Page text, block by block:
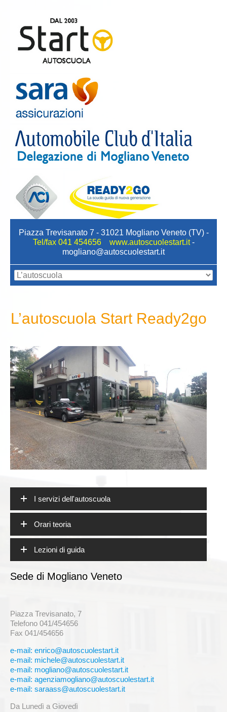
Piazza Trevisanato 7 - 31021 Mogliano Veneto (TV) -
Tel/fax 041 454656 www.autoscuolestart.it -
mogliano@autoscuolestart.it
L’autoscuola Start Ready2go
I servizi dell'autoscuola
Orari teoria
Lezioni di guida
Sede di Mogliano Veneto
Piazza Trevisanato, 7
Telefono 041/454656
Fax 041/454656
e-mail: enrico@autoscuolestart.it
e-mail: michele@autoscuolestart.it
e-mail: mogliano@autoscuolestart.it
e-mail: agenziamogliano@autoscuolestart.it
e-mail: saraass@autoscuolestart.it
Da Lunedì a Giovedì